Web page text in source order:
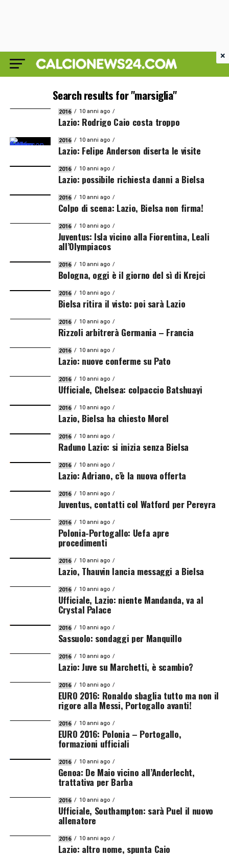
Search results for "marsiglia"
2016 10 anni ago
Lazio: Rodrigo Caio costa troppo
2016 10 anni ago
Lazio: Felipe Anderson diserta le visite
2016 10 anni ago
Lazio: possibile richiesta danni a Bielsa
2016 10 anni ago
Colpo di scena: Lazio, Bielsa non firma!
2016 10 anni ago
Juventus: Isla vicino alla Fiorentina, Leali
all’Olympiacos
2016 10 anni ago
Bologna, oggi è il giorno del sì di Krejci
2016 10 anni ago
Bielsa ritira il visto: poi sarà Lazio
2016 10 anni ago
Rizzoli arbitrerà Germania – Francia
2016 10 anni ago
Lazio: nuove conferme su Pato
2016 10 anni ago
Ufficiale, Chelsea: colpaccio Batshuayi
2016 10 anni ago
Lazio, Bielsa ha chiesto Morel
2016 10 anni ago
Raduno Lazio: si inizia senza Bielsa
2016 10 anni ago
Lazio: Adriano, c’è la nuova offerta
2016 10 anni ago
Juventus, contatti col Watford per Pereyra
2016 10 anni ago
Polonia-Portogallo: Uefa apre
procedimenti
2016 10 anni ago
Lazio, Thauvin lancia messaggi a Bielsa
2016 10 anni ago
Ufficiale, Lazio: niente Mandanda, va al
Crystal Palace
2016 10 anni ago
Sassuolo: sondaggi per Manquillo
2016 10 anni ago
Lazio: Juve su Marchetti, è scambio?
2016 10 anni ago
EURO 2016: Ronaldo sbaglia tutto ma non il
rigore alla Messi, Portogallo avanti!
2016 10 anni ago
EURO 2016: Polonia – Portogallo,
formazioni ufficiali
2016 10 anni ago
Genoa: De Maio vicino all’Anderlecht,
trattativa per Barba
2016 10 anni ago
Ufficiale, Southampton: sarà Puel il nuovo
allenatore
2016 10 anni ago
Lazio: altro nome, spunta Caio
×